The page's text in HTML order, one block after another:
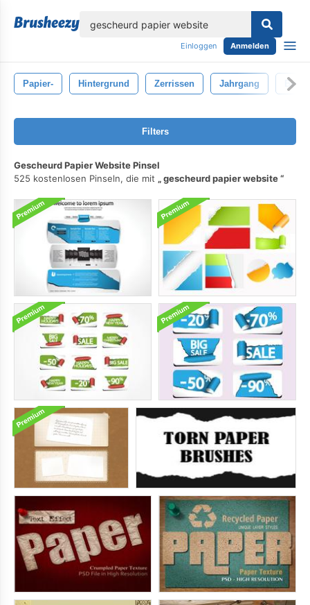
Einloggen Anmelden
Papier- Hintergrund Zerrissen Jahrgang
Filters
Gescheurd Papier Website Pinsel
525 kostenlosen Pinseln, die mit
gescheurd papier website